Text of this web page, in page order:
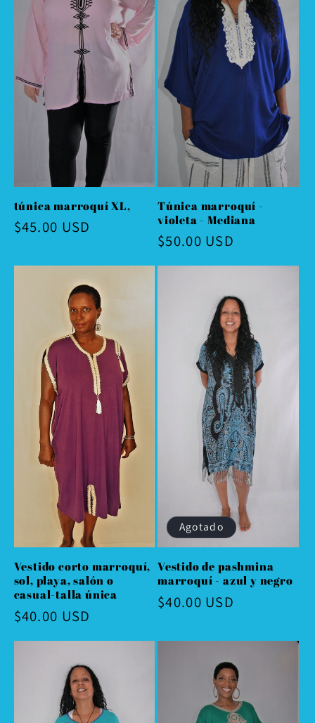
túnica marroquí XL,
Precio
$45.00 USD
Túnica marroquí -
violeta - Mediana
Precio
$50.00 USD
Vestido corto marroquí,
sol, playa, salón o
casual-talla única
Precio
$40.00 USD
Agotado
Vestido de pashmina
marroquí - azul y negro
Precio
$40.00 USD